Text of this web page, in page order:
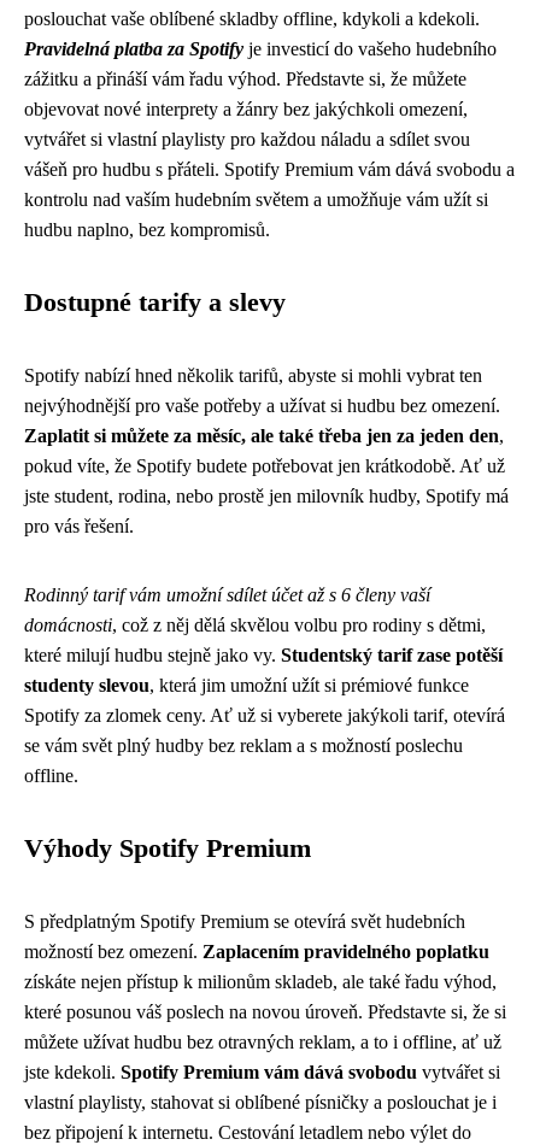
poslouchat vaše oblíbené skladby offline, kdykoli a kdekoli.
Pravidelná platba za Spotify je investicí do vašeho hudebního
zážitku a přináší vám řadu výhod. Představte si, že můžete
objevovat nové interprety a žánry bez jakýchkoli omezení,
vytvářet si vlastní playlisty pro každou náladu a sdílet svou
vášeň pro hudbu s přáteli. Spotify Premium vám dává svobodu a
kontrolu nad vaším hudebním světem a umožňuje vám užít si
hudbu naplno, bez kompromisů.
Dostupné tarify a slevy
Spotify nabízí hned několik tarifů, abyste si mohli vybrat ten
nejvýhodnější pro vaše potřeby a užívat si hudbu bez omezení.
Zaplatit si můžete za měsíc, ale také třeba jen za jeden den,
pokud víte, že Spotify budete potřebovat jen krátkodobě. Ať už
jste student, rodina, nebo prostě jen milovník hudby, Spotify má
pro vás řešení.
Rodinný tarif vám umožní sdílet účet až s 6 členy vaší
domácnosti, což z něj dělá skvělou volbu pro rodiny s dětmi,
které milují hudbu stejně jako vy. Studentský tarif zase potěší
studenty slevou, která jim umožní užít si prémiové funkce
Spotify za zlomek ceny. Ať už si vyberete jakýkoli tarif, otevírá
se vám svět plný hudby bez reklam a s možností poslechu
offline.
Výhody Spotify Premium
S předplatným Spotify Premium se otevírá svět hudebních
možností bez omezení. Zaplacením pravidelného poplatku
získáte nejen přístup k milionům skladeb, ale také řadu výhod,
které posunou váš poslech na novou úroveň. Představte si, že si
můžete užívat hudbu bez otravných reklam, a to i offline, ať už
jste kdekoli. Spotify Premium vám dává svobodu vytvářet si
vlastní playlisty, stahovat si oblíbené písničky a poslouchat je i
bez připojení k internetu. Cestování letadlem nebo výlet do